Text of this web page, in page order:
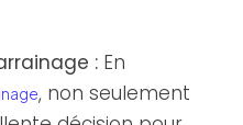
: En
, non seulement